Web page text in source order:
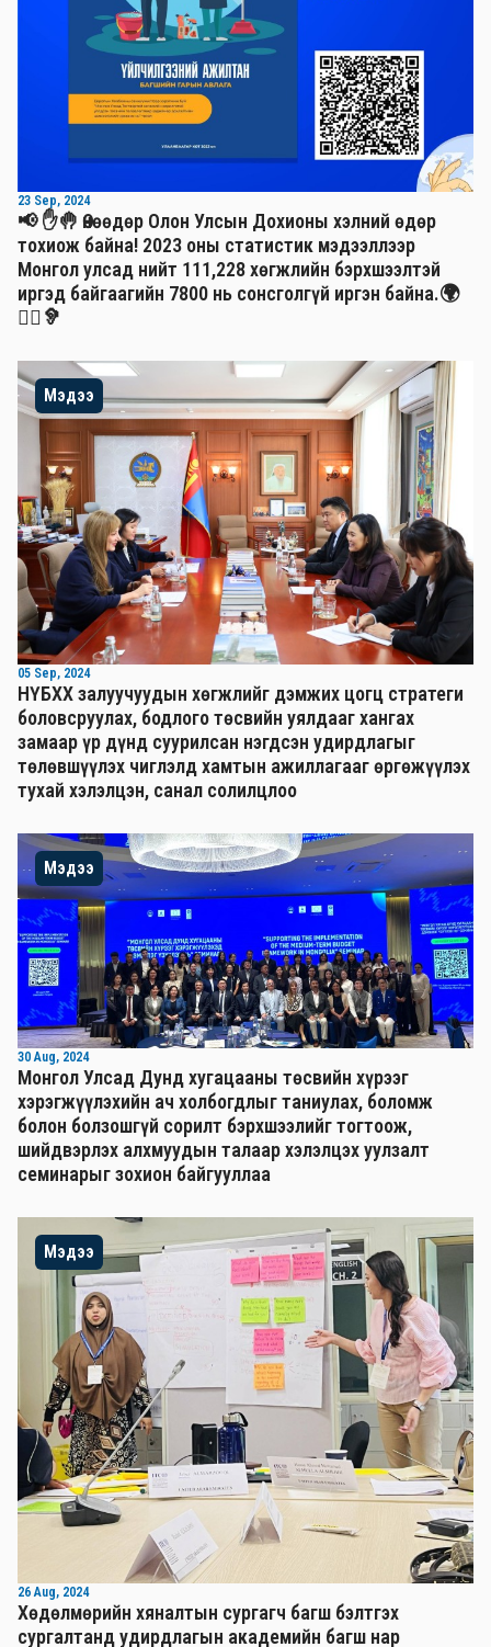
23 Sep, 2024
📢 ✋🤚 Өнөөдөр Олон Улсын Дохионы хэлний өдөр
тохиож байна! 2023 оны статистик мэдээллээр
Монгол улсад нийт 111,228 хөгжлийн бэрхшээлтэй
иргэд байгаагийн 7800 нь сонсголгүй иргэн байна.🌍
🧏‍♂️🦻
Мэдээ
05 Sep, 2024
НҮБХХ залуучуудын хөгжлийг дэмжих цогц стратеги
боловсруулах, бодлого төсвийн уялдааг хангах
замаар үр дүнд суурилсан нэгдсэн удирдлагыг
төлөвшүүлэх чиглэлд хамтын ажиллагааг өргөжүүлэх
тухай хэлэлцэн, санал солилцлоо
Мэдээ
30 Aug, 2024
Монгол Улсад Дунд хугацааны төсвийн хүрээг
хэрэгжүүлэхийн ач холбогдлыг таниулах, боломж
болон болзошгүй сорилт бэрхшээлийг тогтоож,
шийдвэрлэх алхмуудын талаар хэлэлцэх уулзалт
семинарыг зохион байгууллаа
Мэдээ
26 Aug, 2024
Хөдөлмөрийн хяналтын сургагч багш бэлтгэх
сургалтанд удирдлагын академийн багш нар